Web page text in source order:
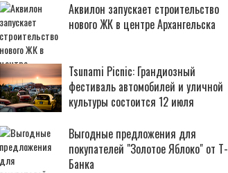
Аквилон запускает строительство
нового ЖК в центре Архангельска
Tsunami Picnic: Грандиозный
фестиваль автомобилей и уличной
культуры состоится 12 июля
Выгодные предложения для
покупателей "Золотое Яблоко" от Т-
Банка